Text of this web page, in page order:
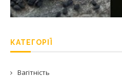
КАТЕГОРІЇ
Вагітність